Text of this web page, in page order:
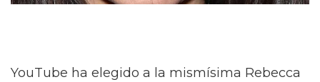
YouTube ha elegido a la mismísima Rebecca